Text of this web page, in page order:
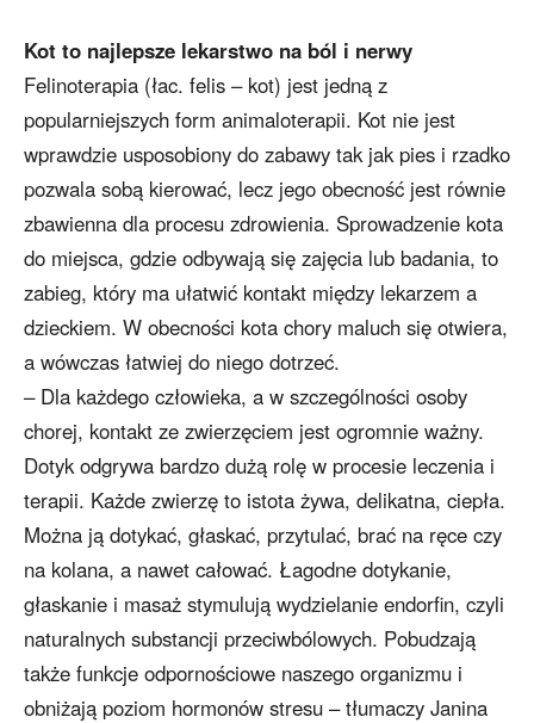
Kot to najlepsze lekarstwo na ból i nerwy
Felinoterapia (łac. felis – kot) jest jedną z
popularniejszych form animaloterapii. Kot nie jest
wprawdzie usposobiony do zabawy tak jak pies i rzadko
pozwala sobą kierować, lecz jego obecność jest równie
zbawienna dla procesu zdrowienia. Sprowadzenie kota
do miejsca, gdzie odbywają się zajęcia lub badania, to
zabieg, który ma ułatwić kontakt między lekarzem a
dzieckiem. W obecności kota chory maluch się otwiera,
a wówczas łatwiej do niego dotrzeć.
– Dla każdego człowieka, a w szczególności osoby
chorej, kontakt ze zwierzęciem jest ogromnie ważny.
Dotyk odgrywa bardzo dużą rolę w procesie leczenia i
terapii. Każde zwierzę to istota żywa, delikatna, ciepła.
Można ją dotykać, głaskać, przytulać, brać na ręce czy
na kolana, a nawet całować. Łagodne dotykanie,
głaskanie i masaż stymulują wydzielanie endorfin, czyli
naturalnych substancji przeciwbólowych. Pobudzają
także funkcje odpornościowe naszego organizmu i
obniżają poziom hormonów stresu – tłumaczy Janina